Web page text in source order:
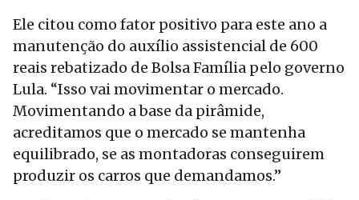
Ele citou como fator positivo para este ano a
manutenção do auxílio assistencial de 600
reais rebatizado de Bolsa Família pelo governo
Lula. “Isso vai movimentar o mercado.
Movimentando a base da pirâmide,
acreditamos que o mercado se mantenha
equilibrado, se as montadoras conseguirem
produzir os carros que demandamos.”